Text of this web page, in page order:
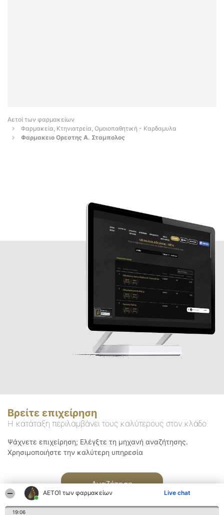
ΑΕΤΟΊ των φαρμακείων Live chat
19:06
Αετοί των φαρμακείων
Φαρμακεία, Κτηνιατρεία, Ομοιοπαθητική - Καρδαμυλα
Φαρμακειο Ορεστης Α. Σταμπολος
Βρείτε επιχείρηση
Η κατάταξη περιλαμβάνει τους καλύτερους στον κλάδο
Ψάχνετε επιχείρηση; Ελέγξτε τη μηχανή αναζήτησης.
Χρησιμοποιήστε την καλύτερη υπηρεσία
Αναζήτηση